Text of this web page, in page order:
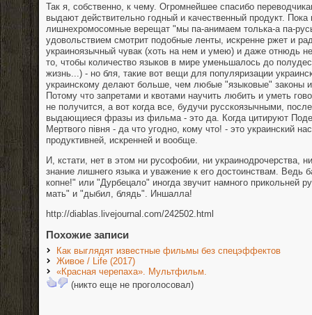
Так я, собственно, к чему. Огромнейшее спасибо
выдают действительно годный и качественный продукт.
лишнехромосомные верещат "мы па-анимаем толька-а па-
удовольствием смотрит подобные ленты, искренне ржет и
украиноязычный чувак (хоть на нем и умею) и даже отнюдь
то, чтобы количество языков в мире уменьшалось до
жизнь...) - но бля, такие вот вещи для популяризации
украинскому делают больше, чем любые "языковые" законы
Потому что запретами и квотами научить любить и уметь
не получится, а вот когда все, будучи русскоязычными,
выдающиеся фразы из фильма - это да. Когда цитируют
Мертвого пiвня - да что угодно, кому что! - это украинский
продуктивней, искренней и вообще.
И, кстати, нет в этом ни русофобии, ни украинодрочерства,
знание лишнего языка и уважение к его достоинствам. Ведь
копне!" или "Дурбецало" иногда звучит намного прикольней
мать" и "дыбил, блядь". Иншалла!
http://diablas.livejournal.com/242502.html
Похожие записи
Как выглядят известные фильмы без спецэффектов
Живое / Life (2017)
«Красная черепаха». Мультфильм.
(никто еще не проголосовал)